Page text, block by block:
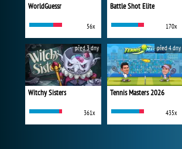
WorldGuessr
56x
Battle Shot Elite
170x
Witchy Sisters
361x
před 3 dny
Tennis Masters 2026
435x
před 4 dny